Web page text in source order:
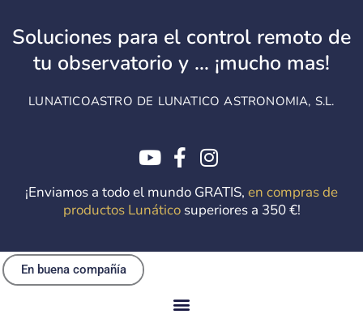
contenido
Soluciones para el control remoto de
tu observatorio y ... ¡mucho mas!
LUNATICOASTRO DE LUNATICO ASTRONOMIA, S.L.
¡Enviamos a todo el mundo GRATIS, en compras de
productos Lunáticosuperiores a 350 €!
En buena compañía